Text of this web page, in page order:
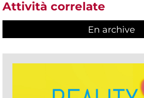
Attività correlate
En archive